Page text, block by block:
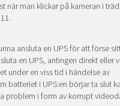
när man klickar på kameran i
ansluta en UPS för att förse
en UPS, antingen direkt eller
under en viss tid i händelse av
batteriet i UPS:en börjar ta slut
problem i form av korrupt